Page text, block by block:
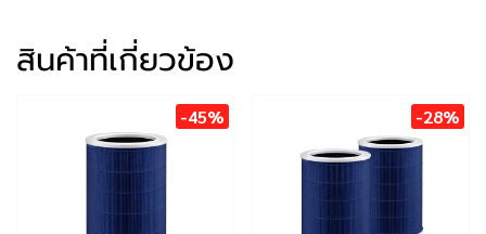
สินค้าที่เกี่ยวข้อง
-45% -28%